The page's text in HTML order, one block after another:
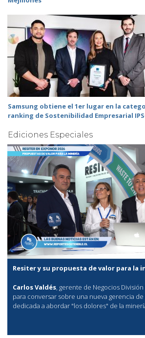
Samsung obtiene el 1er lugar en la
ranking de Sostenibilidad Empresarial
Ediciones Especiales
Resiter y su propuesta de valor para la
Carlos Valdés, gerente de Negocios
para conversar sobre una nueva gerencia de
dedicada a abordar "los dolores" de la